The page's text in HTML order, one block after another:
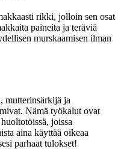
rikki, jolloin sen osat
paineita ja teräviä
murskaamisen ilman
mutterinsärkijä ja
Nämä työkalut ovat
joissa
aina käyttää oikeaa
parhaat tulokset!